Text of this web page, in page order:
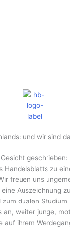
und wir sind
geschrieben:
Handelsblatts zu
freuen uns
eine Auszeichnung
dualen Studium
an, weiter junge,
auf ihrem